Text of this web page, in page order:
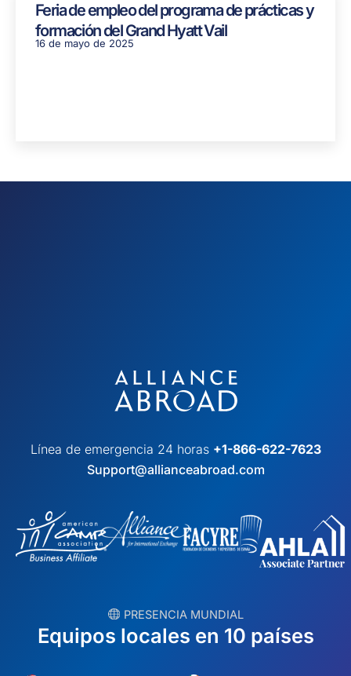
Feria de empleo del programa de prácticas y
formación del Grand Hyatt Vail
16 de mayo de 2025
Línea de emergencia 24 horas +1-866-622-7623
Support@allianceabroad.com
︎ PRESENCIA MUNDIAL
Equipos locales en 10 países